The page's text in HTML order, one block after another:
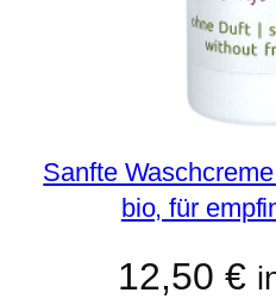
Sanfte
bio, für
12,50 €